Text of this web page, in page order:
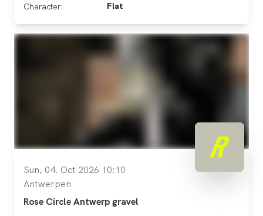
Character:
Flat
Sun, 04. Oct 2026 10:10
Antwerpen
Rose Circle Antwerp gravel